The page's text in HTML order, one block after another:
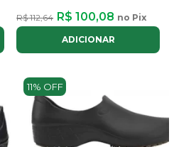
R$ 112,64 R$ 100,08 no Pix
ADICIONAR
11% OFF